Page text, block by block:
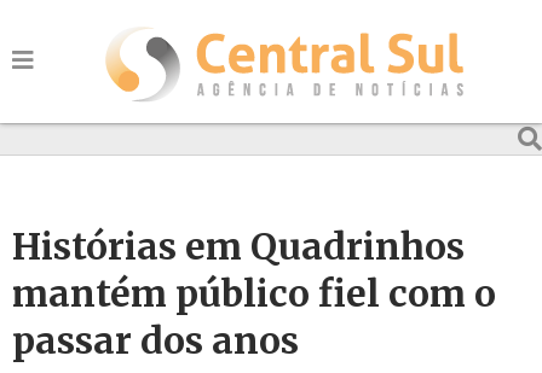
Histórias em Quadrinhos
mantém público fiel com o
passar dos anos